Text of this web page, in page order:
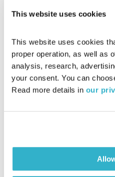
This website uses cookies
This website uses cookies
proper operation, as well as
analysis, research,
your consent. You can
Read more details in our